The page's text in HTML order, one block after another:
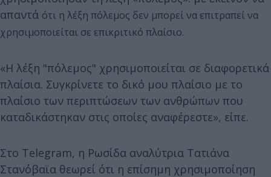
απαντά ότι η λέξη πόλεμος δεν μπορεί να επιτραπεί να
χρησιμοποιείται σε επικριτικό πλαίσιο.
«Η λέξη "πόλεμος" χρησιμοποιείται σε διαφορετικά
πλαίσια. Συγκρίνετε το δικό μου πλαίσιο με το
πλαίσιο των περιπτώσεων των ανθρώπων που
καταδικάστηκαν στις οποίες αναφέρεστε», είπε.
Στο Telegram, η Ρωσίδα αναλύτρια Τατιάνα
Στανόβαϊα θεωρεί ότι η επίσημη χρησιμοποίηση